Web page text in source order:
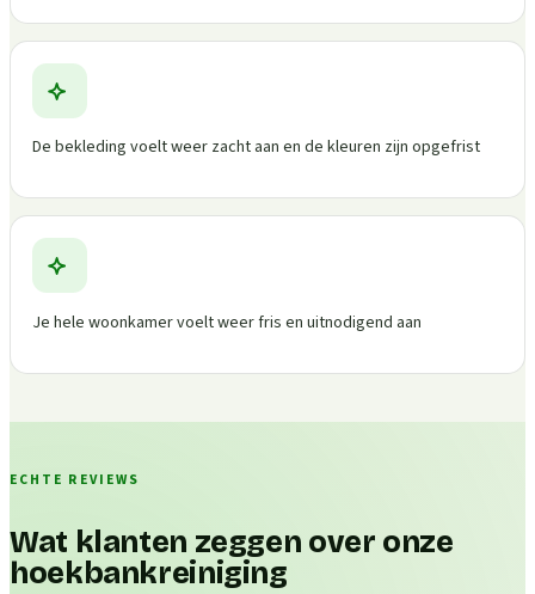
De bekleding voelt weer zacht aan en de kleuren zijn opgefrist
Je hele woonkamer voelt weer fris en uitnodigend aan
ECHTE REVIEWS
Wat klanten zeggen over onze
hoekbankreiniging